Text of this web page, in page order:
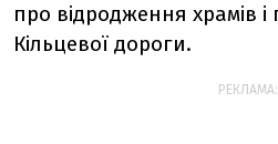
про відродження храмів
Кільцевої дороги.
РЕКЛАМА: